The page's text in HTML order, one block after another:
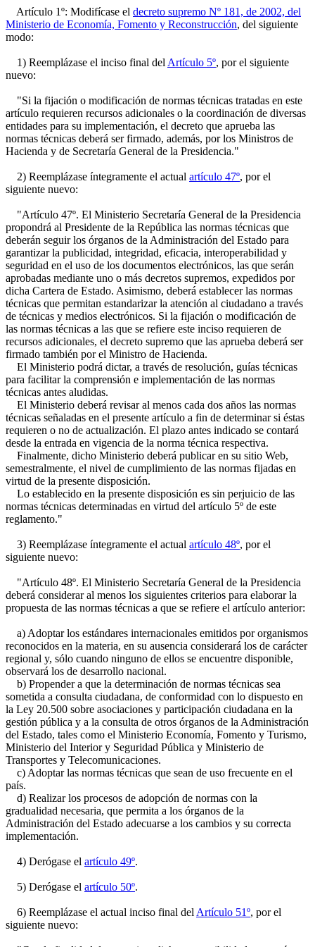
Artículo 1º: Modifícase el decreto supremo Nº 181, de 2002, del
Ministerio de Economía, Fomento y Reconstrucción, del siguiente
modo:
1) Reemplázase el inciso final del Artículo 5º, por el siguiente
nuevo:
"Si la fijación o modificación de normas técnicas tratadas en este
artículo requieren recursos adicionales o la coordinación de diversas
entidades para su implementación, el decreto que aprueba las
normas técnicas deberá ser firmado, además, por los Ministros de
Hacienda y de Secretaría General de la Presidencia."
2) Reemplázase íntegramente el actual artículo 47º, por el
siguiente nuevo:
"Artículo 47º. El Ministerio Secretaría General de la Presidencia
propondrá al Presidente de la República las normas técnicas que
deberán seguir los órganos de la Administración del Estado para
garantizar la publicidad, integridad, eficacia, interoperabilidad y
seguridad en el uso de los documentos electrónicos, las que serán
aprobadas mediante uno o más decretos supremos, expedidos por
dicha Cartera de Estado. Asimismo, deberá establecer las normas
técnicas que permitan estandarizar la atención al ciudadano a través
de técnicas y medios electrónicos. Si la fijación o modificación de
las normas técnicas a las que se refiere este inciso requieren de
recursos adicionales, el decreto supremo que las aprueba deberá ser
firmado también por el Ministro de Hacienda.
El Ministerio podrá dictar, a través de resolución, guías técnicas
para facilitar la comprensión e implementación de las normas
técnicas antes aludidas.
El Ministerio deberá revisar al menos cada dos años las normas
técnicas señaladas en el presente artículo a fin de determinar si éstas
requieren o no de actualización. El plazo antes indicado se contará
desde la entrada en vigencia de la norma técnica respectiva.
Finalmente, dicho Ministerio deberá publicar en su sitio Web,
semestralmente, el nivel de cumplimiento de las normas fijadas en
virtud de la presente disposición.
Lo establecido en la presente disposición es sin perjuicio de las
normas técnicas determinadas en virtud del artículo 5º de este
reglamento."
3) Reemplázase íntegramente el actual artículo 48º, por el
siguiente nuevo:
"Artículo 48º. El Ministerio Secretaría General de la Presidencia
deberá considerar al menos los siguientes criterios para elaborar la
propuesta de las normas técnicas a que se refiere el artículo anterior:
a) Adoptar los estándares internacionales emitidos por organismos
reconocidos en la materia, en su ausencia considerará los de carácter
regional y, sólo cuando ninguno de ellos se encuentre disponible,
observará los de desarrollo nacional.
b) Propender a que la determinación de normas técnicas sea
sometida a consulta ciudadana, de conformidad con lo dispuesto en
la Ley 20.500 sobre asociaciones y participación ciudadana en la
gestión pública y a la consulta de otros órganos de la Administración
del Estado, tales como el Ministerio Economía, Fomento y Turismo,
Ministerio del Interior y Seguridad Pública y Ministerio de
Transportes y Telecomunicaciones.
c) Adoptar las normas técnicas que sean de uso frecuente en el
país.
d) Realizar los procesos de adopción de normas con la
gradualidad necesaria, que permita a los órganos de la
Administración del Estado adecuarse a los cambios y su correcta
implementación.
4) Derógase el artículo 49º.
5) Derógase el artículo 50º.
6) Reemplázase el actual inciso final del Artículo 51º, por el
siguiente nuevo: